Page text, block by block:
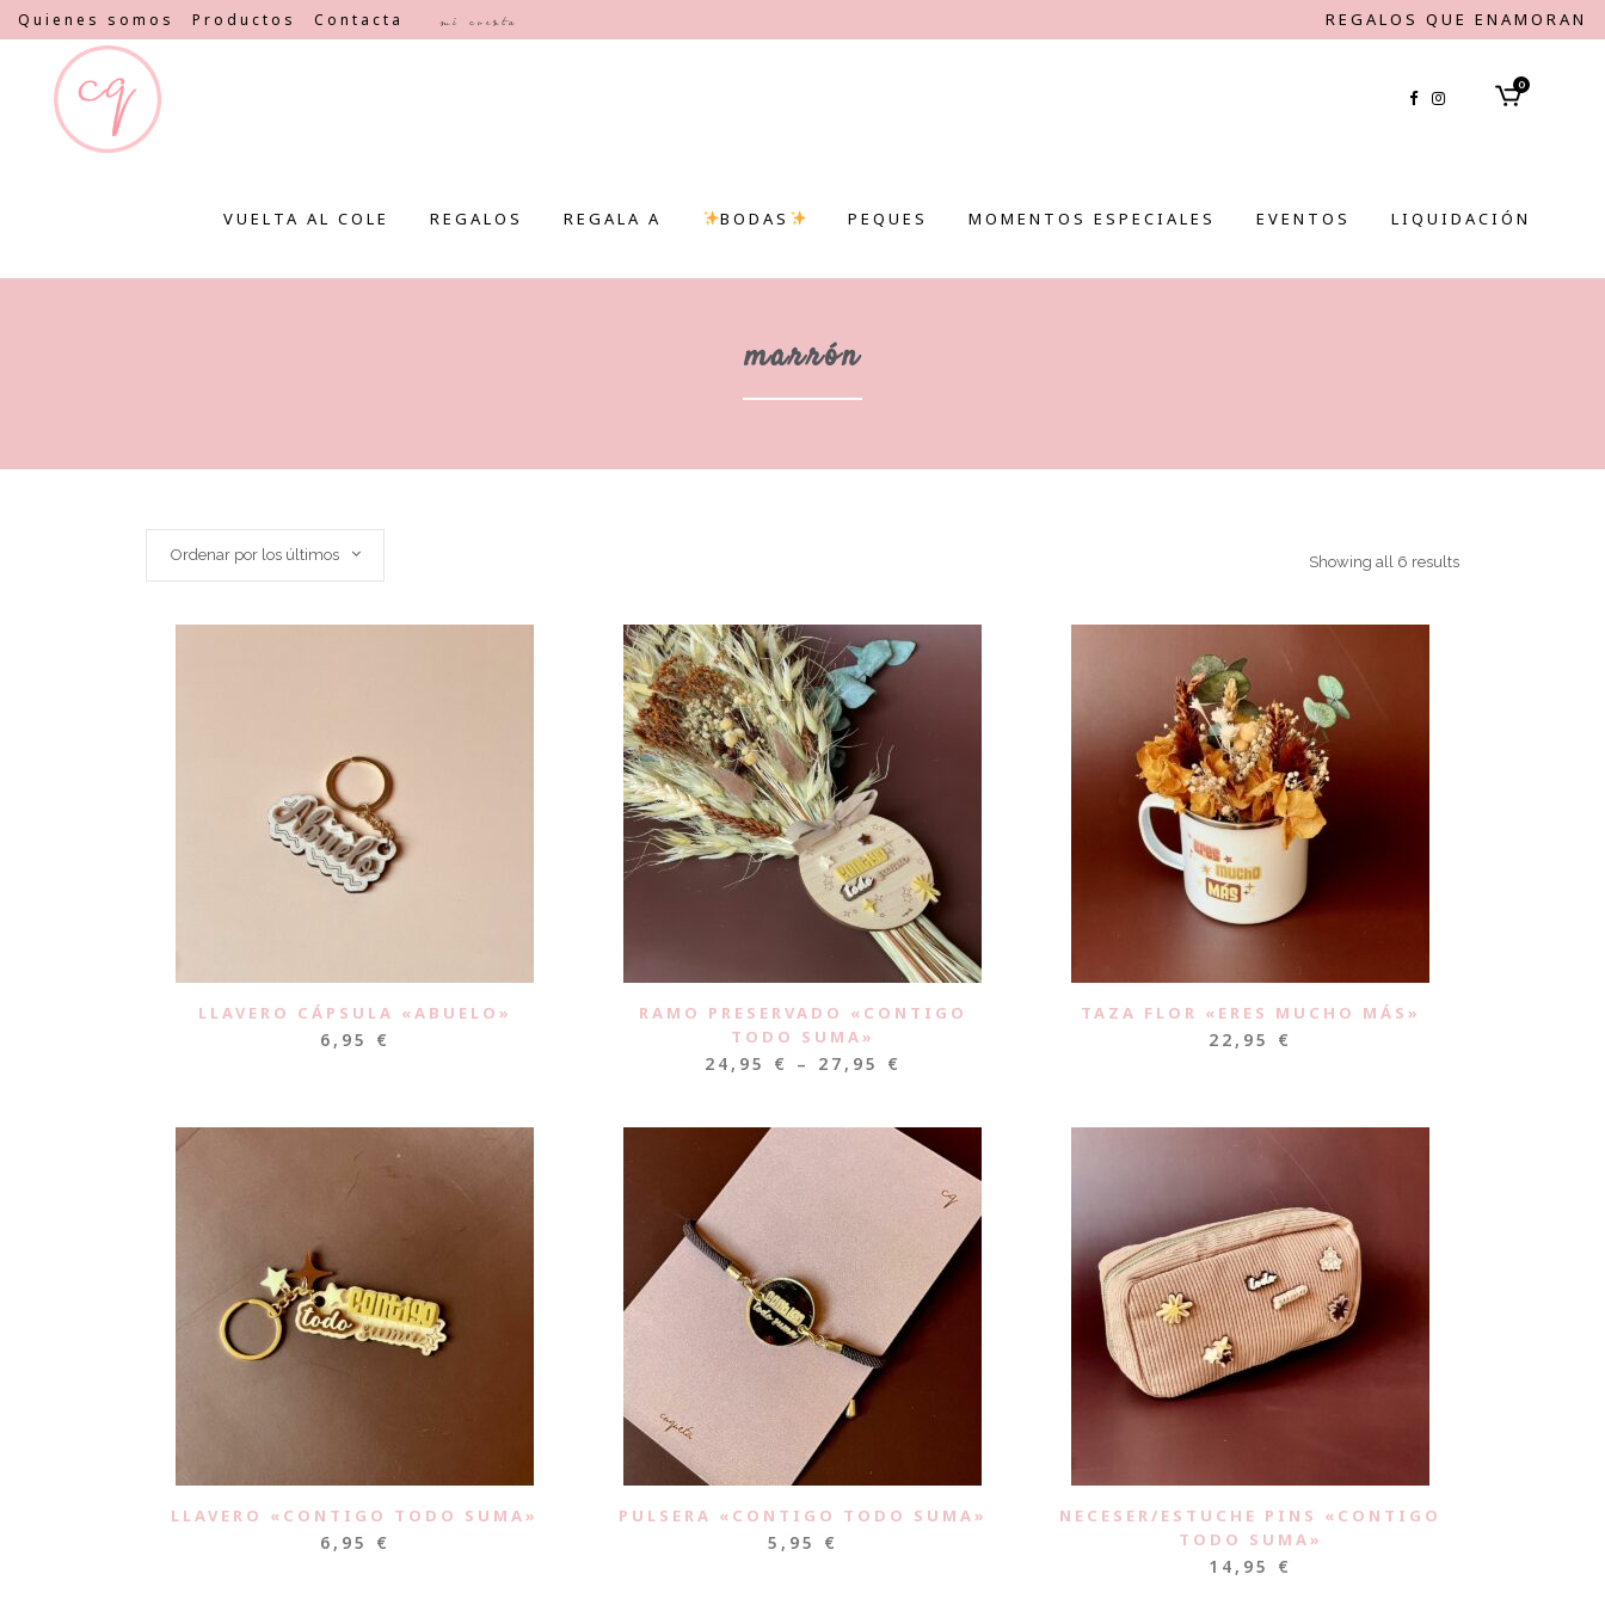
Quienes somos Productos Contacta Mi cuenta REGALOS QUE ENAMORAN
0
VUELTA AL COLE REGALOS REGALA A BODAS PEQUES MOMENTOS ESPECIALES EVENTOS LIQUIDACIÓN
marrón
Showing all 6 results
Ordenar por los últimos
LLAVERO CÁPSULA «ABUELO»
6,95 €
RAMO PRESERVADO «CONTIGO
TODO SUMA»
24,95 € – 27,95 €
TAZA FLOR «ERES MUCHO MÁS»
22,95 €
LLAVERO «CONTIGO TODO SUMA»
6,95 €
PULSERA «CONTIGO TODO SUMA»
5,95 €
NECESER/ESTUCHE PINS «CONTIGO
TODO SUMA»
14,95 €